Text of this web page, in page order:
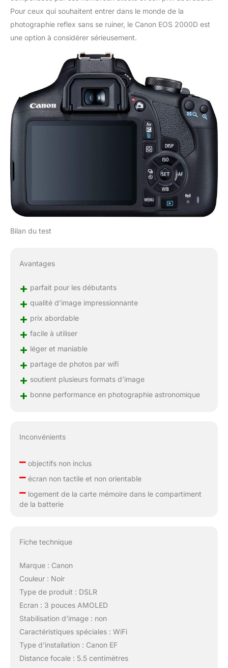
Pour ceux qui souhaitent entrer dans le monde de la
photographie reflex sans se ruiner, le Canon EOS 2000D est
une option à considérer sérieusement.
Bilan du test
Avantages
+ parfait pour les débutants
+ qualité d’image impressionnante
+ prix abordable
+ facile à utiliser
+ léger et maniable
+ partage de photos par wifi
+ soutient plusieurs formats d’image
+ bonne performance en photographie astronomique
Inconvénients
–objectifs non inclus
–écran non tactile et non orientable
–logement de la carte mémoire dans le compartiment
de la batterie
Fiche technique
Marque : Canon
Couleur : Noir
Type de produit : DSLR
Ecran : 3 pouces AMOLED
Stabilisation d’image : non
Caractéristiques spéciales : WiFi
Type d’installation : Canon EF
Distance focale : 5.5 centimètres